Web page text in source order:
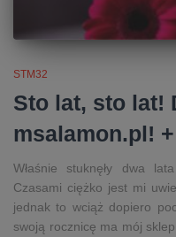
STM32
Sto lat, sto lat!
msalamon.pl!
Właśnie stuknęły dwa
Czasami ciężko jest mi
jednak to wciąż dopiero
swoją rocznicę ma mój